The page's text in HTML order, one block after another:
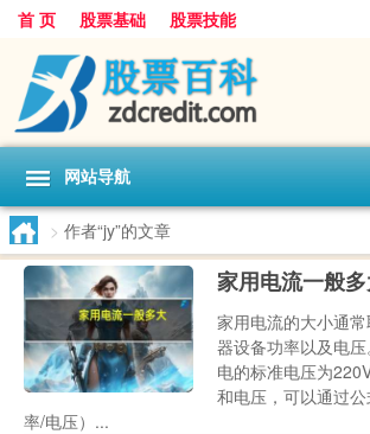
首 页 股票基础 股票技能
网站导航
> 作者“jy”的文章
家用电流一般
家用电流的大小通
器设备功率以及电
电的标准电压为
和电压，可以通过
率/电压）...